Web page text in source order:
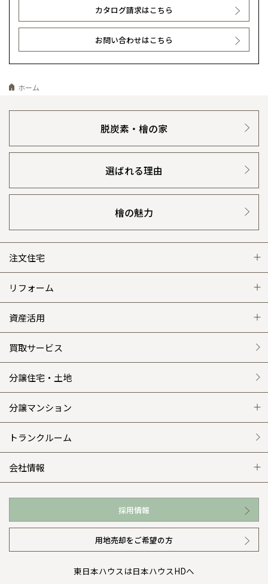
カタログ請求はこちら
お問い合わせはこちら
ホーム
脱炭素・檜の家
選ばれる理由
檜の魅力
注文住宅
注文住宅 トップ
グレートステージ
クレステージ
施工事例
平屋の家
外観・インテリア集
WEB住宅展示場
お近くの展示場
イベント情報
リフォーム
リフォーム トップ
リフォームメニュー
選ばれる理由
リフォームの流れ
介護保険利用で快適リフォーム
カタログ請求（無料）
資産活用
資産活用 トップ
賃貸併用住宅のメリット
安心のサポートシステム
商品紹介
展示場案内
買取サービス
分譲住宅・土地
分譲マンション
分譲マンション トップ
ワザックとは
高い信頼性
安心の管理体制
トランクルーム
会社情報
会社情報 トップ
ニュースリリース
採用情報
用地売却をご希望の方
東日本ハウスは日本ハウスHDへ